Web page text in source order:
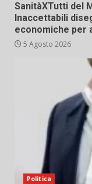
SanitàXTutti del
Inaccettabili
economiche per
5 Agosto 2026
Politica